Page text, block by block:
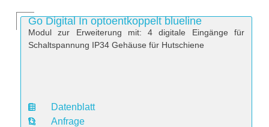
Go Digital In optoentkoppelt blueline
Modul zur Erweiterung mit: 4 digitale Eingänge für
Schaltspannung IP34 Gehäuse für Hutschiene
D
Datenblatt
Anfrage